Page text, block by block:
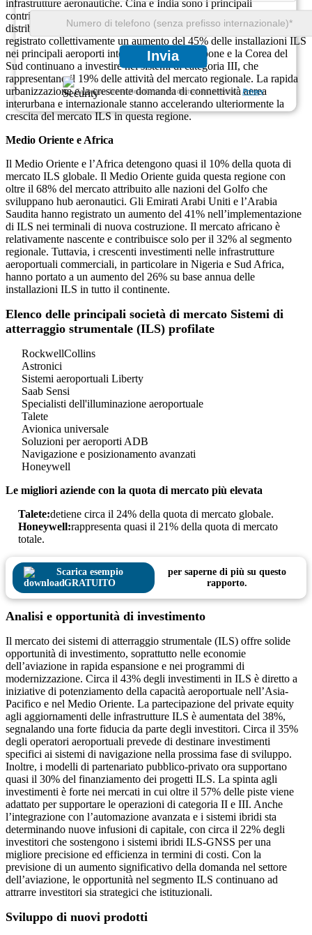
Invia
Garantiamo la completa riservatezza dei tuoi dati personali. Privacy
infrastrutture aeronautiche. Cina e India sono i principali
contributori, con la Cina da sola responsabile di oltre il 37% della
distribuzione ILS regionale. I paesi del sud-est asiatico hanno
registrato collettivamente un aumento del 45% delle installazioni ILS
nei principali aeroporti internazionali. Il Giappone e la Corea del
Sud continuano a investire nei sistemi di categoria III, che
rappresentano il 19% delle attività del mercato regionale. La rapida
urbanizzazione e la crescente domanda di connettività aerea
interurbana e internazionale stanno accelerando ulteriormente la
crescita del mercato ILS in questa regione.
Medio Oriente e Africa
Il Medio Oriente e l’Africa detengono quasi il 10% della quota di
mercato ILS globale. Il Medio Oriente guida questa regione con
oltre il 68% del mercato attribuito alle nazioni del Golfo che
sviluppano hub aeronautici. Gli Emirati Arabi Uniti e l’Arabia
Saudita hanno registrato un aumento del 41% nell’implementazione
di ILS nei terminali di nuova costruzione. Il mercato africano è
relativamente nascente e contribuisce solo per il 32% al segmento
regionale. Tuttavia, i crescenti investimenti nelle infrastrutture
aeroportuali commerciali, in particolare in Nigeria e Sud Africa,
hanno portato a un aumento del 26% su base annua delle
installazioni ILS in tutto il continente.
Elenco delle principali società di mercato Sistemi di
atterraggio strumentale (ILS) profilate
RockwellCollins
Astronici
Sistemi aeroportuali Liberty
Saab Sensi
Specialisti dell'illuminazione aeroportuale
Talete
Avionica universale
Soluzioni per aeroporti ADB
Navigazione e posizionamento avanzati
Honeywell
Le migliori aziende con la quota di mercato più elevata
Talete:detiene circa il 24% della quota di mercato globale.
Honeywell:rappresenta quasi il 21% della quota di mercato
totale.
Scarica esempio
GRATUITO
per saperne di più su questo
rapporto.
Analisi e opportunità di investimento
Il mercato dei sistemi di atterraggio strumentale (ILS) offre solide
opportunità di investimento, soprattutto nelle economie
dell’aviazione in rapida espansione e nei programmi di
modernizzazione. Circa il 43% degli investimenti in ILS è diretto a
iniziative di potenziamento della capacità aeroportuale nell’Asia-
Pacifico e nel Medio Oriente. La partecipazione del private equity
agli aggiornamenti delle infrastrutture ILS è aumentata del 38%,
segnalando una forte fiducia da parte degli investitori. Circa il 35%
degli operatori aeroportuali prevede di destinare investimenti
specifici ai sistemi di navigazione nella prossima fase di sviluppo.
Inoltre, i modelli di partenariato pubblico-privato ora supportano
quasi il 30% del finanziamento dei progetti ILS. La spinta agli
investimenti è forte nei mercati in cui oltre il 57% delle piste viene
adattato per supportare le operazioni di categoria II e III. Anche
l’integrazione con l’automazione avanzata e i sistemi ibridi sta
determinando nuove infusioni di capitale, con circa il 22% degli
investitori che sostengono i sistemi ibridi ILS-GNSS per una
migliore precisione ed efficienza in termini di costi. Con la
previsione di un aumento significativo della domanda nel settore
dell’aviazione, le opportunità nel segmento ILS continuano ad
attrarre investitori sia strategici che istituzionali.
Sviluppo di nuovi prodotti